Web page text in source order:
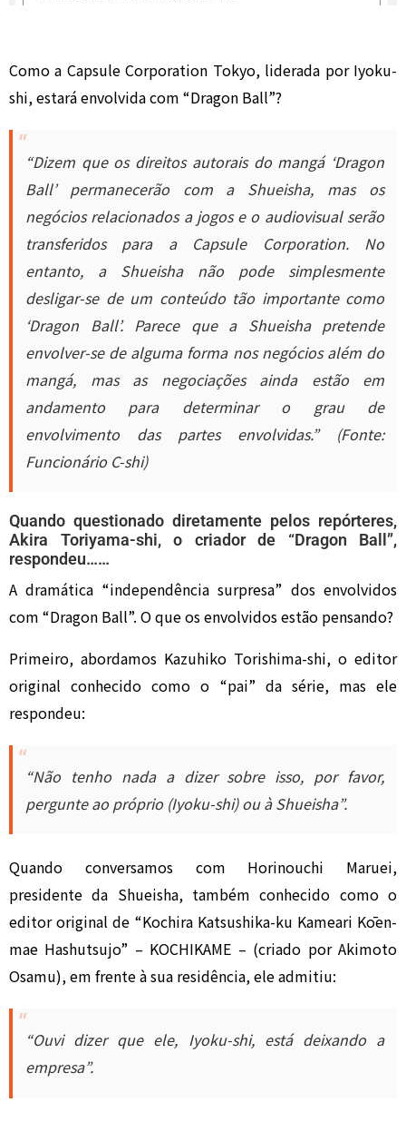
Como a Capsule Corporation Tokyo, liderada por Iyoku-
shi, estará envolvida com “Dragon Ball”?
“Dizem que os direitos autorais do mangá ‘Dragon
Ball’ permanecerão com a Shueisha, mas os
negócios relacionados a jogos e o audiovisual serão
transferidos para a Capsule Corporation. No
entanto, a Shueisha não pode simplesmente
desligar-se de um conteúdo tão importante como
‘Dragon Ball’. Parece que a Shueisha pretende
envolver-se de alguma forma nos negócios além do
mangá, mas as negociações ainda estão em
andamento para determinar o grau de
envolvimento das partes envolvidas.” (Fonte:
Funcionário C-shi)
Quando questionado diretamente pelos repórteres,
Akira Toriyama-shi, o criador de “Dragon Ball”,
respondeu……
A dramática “independência surpresa” dos envolvidos
com “Dragon Ball”. O que os envolvidos estão pensando?
Primeiro, abordamos Kazuhiko Torishima-shi, o editor
original conhecido como o “pai” da série, mas ele
respondeu:
“Não tenho nada a dizer sobre isso, por favor,
pergunte ao próprio (Iyoku-shi) ou à Shueisha”.
Quando conversamos com Horinouchi Maruei,
presidente da Shueisha, também conhecido como o
editor original de “Kochira Katsushika-ku Kameari Kōen-
mae Hashutsujo” – KOCHIKAME – (criado por Akimoto
Osamu), em frente à sua residência, ele admitiu:
“Ouvi dizer que ele, Iyoku-shi, está deixando a
empresa”.